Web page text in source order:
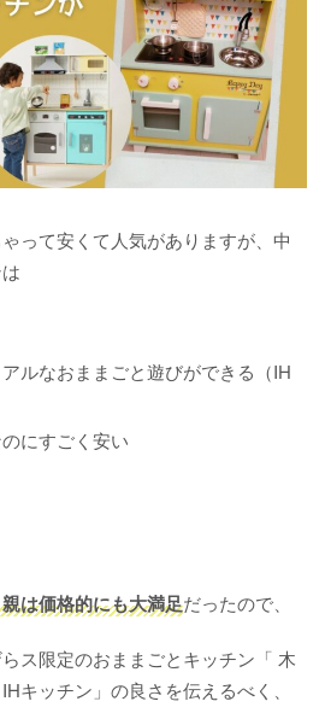
って安くて人気がありますが、中
ルなおままごと遊びができる（IH
にすごく安い
は価格的にも大満足だったので、
ス限定のおままごとキッチン「 木
キッチン」の良さを伝えるべく、